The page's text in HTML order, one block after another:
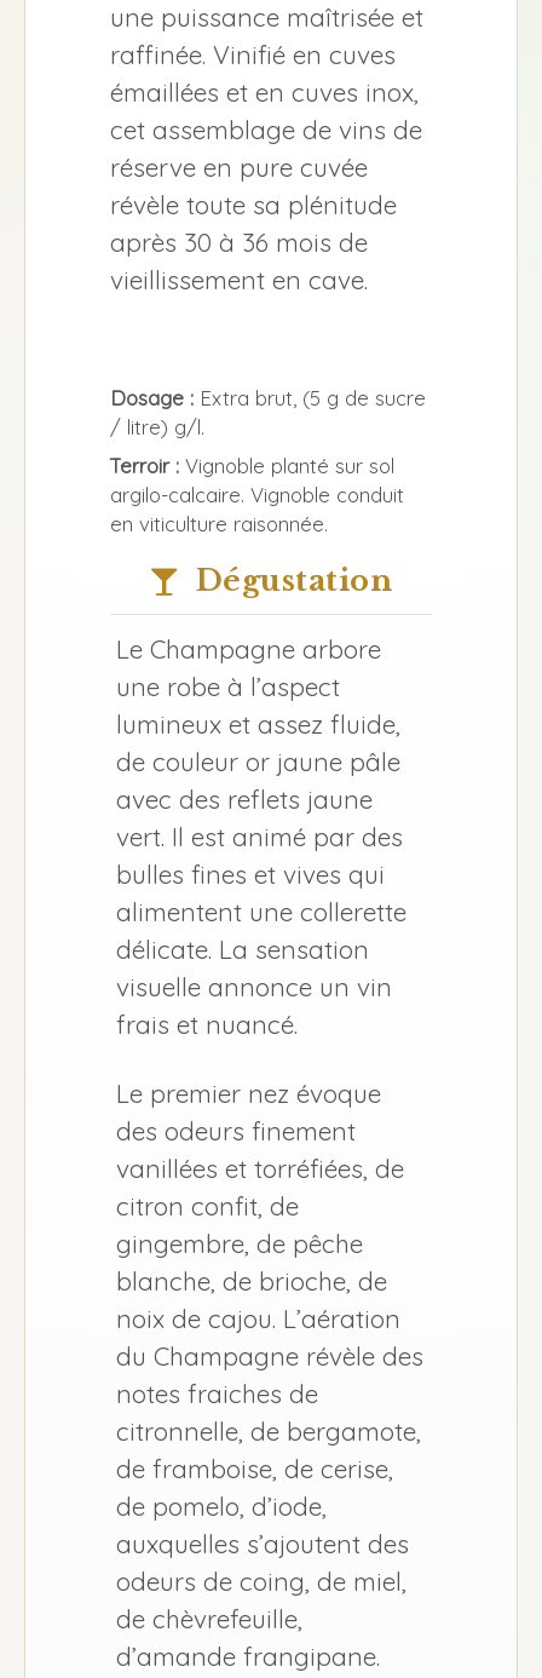
une puissance maîtrisée et
raffinée. Vinifié en cuves
émaillées et en cuves inox,
cet assemblage de vins de
réserve en pure cuvée
révèle toute sa plénitude
après 30 à 36 mois de
vieillissement en cave.
Dosage : Extra brut, (5 g de sucre
/ litre) g/l.
Terroir : Vignoble planté sur sol
argilo-calcaire. Vignoble conduit
en viticulture raisonnée.
Dégustation
Le Champagne arbore
une robe à l’aspect
lumineux et assez fluide,
de couleur or jaune pâle
avec des reflets jaune
vert. Il est animé par des
bulles fines et vives qui
alimentent une collerette
délicate. La sensation
visuelle annonce un vin
frais et nuancé.
Le premier nez évoque
des odeurs finement
vanillées et torréfiées, de
citron confit, de
gingembre, de pêche
blanche, de brioche, de
noix de cajou. L’aération
du Champagne révèle des
notes fraiches de
citronnelle, de bergamote,
de framboise, de cerise,
de pomelo, d’iode,
auxquelles s’ajoutent des
odeurs de coing, de miel,
de chèvrefeuille,
d’amande frangipane.